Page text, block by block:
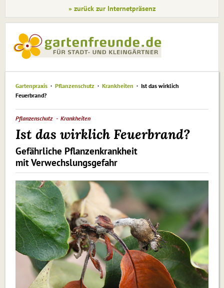
» zurück zur Internetpräsenz
Gartenpraxis Pflanzenschutz Krankheiten
Ist das wirklich
Feuerbrand?
Pflanzenschutz Krankheiten
Ist das wirklich Feuerbrand?
Gefährliche Pflanzenkrankheit
mit Verwechslungsgefahr